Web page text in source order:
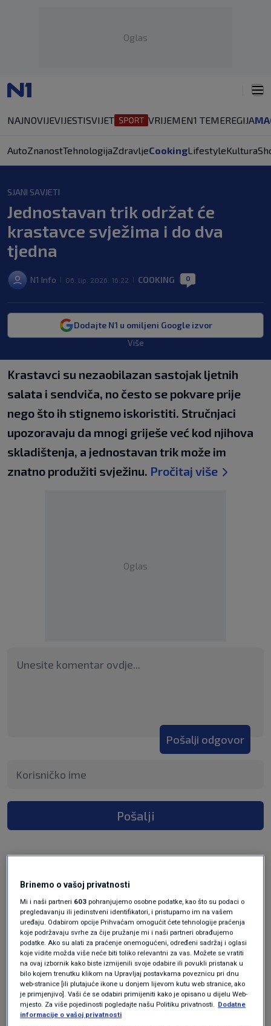
Oglas
NAJNOVIJEVIJESTISVIJET VRIJEMEN1 TEMEREGIJA
AutoZnanostTehnologijaZdravljeCookingLifestyleKultura
SJANI SAVJETI
Jednostavan trik održat će
krastavce svježima i do dva
tjedna
N1 Info 06. lip. 2026. 16:22 COOKING 0
Dodajte N1 u omiljeni Google izvor
Više
Krastavci su nezaobilazan sastojak ljetnih
salata i sendviča, no često se pokvare prije
nego što ih stignemo iskoristiti. Stručnjaci
upozoravaju da mnogi griješe već kod njihova
skladištenja, a jednostavan trik može im
znatno produžiti svježinu. Pročitaj više
Oglas
Pošalji odgovor
Pošalji
Oglas
Brinemo o vašoj privatnosti
Mi i naši partneri 603 pohranjujemo osobne podatke, kao što su podaci o
pregledavanju ili jedinstveni identifikatori, i pristupamo im na vašem
uređaju. Odabirom opcije Prihvaćam omogućit ćete tehnologije praćenja
koje podržavaju svrhe za čije pružanje mi i naši partneri obrađujemo
podatke. Ako su alati za praćenje onemogućeni, određeni sadržaj i oglasi
koje vidite možda više neće biti toliko relevantni za vas. Možete se vratiti
na ovaj izbornik kako biste izmijenili svoje odabire ili povukli pristanak u
bilo kojem trenutku klikom na Upravljaj postavkama poveznicu pri dnu
web-stranice [ili plutajuće ikone u donjem lijevom kutu web stranice, ako
je primjenjivo]. Vaši će se odabiri primijeniti kako je opisano u dijelu Web-
mjesto. Za više pojedinosti pogledajte našu Politiku privatnosti. Dodatne
informacije o vašoj privatnosti